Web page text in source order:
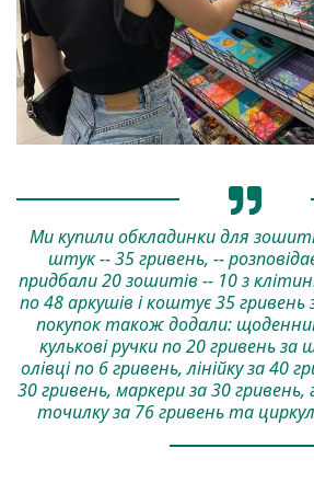
Ми купили обкладинки для
штук -- 35 гривень, --
придбали 20 зошитів -- 10 з
по 48 аркушів і коштує 35 гривень
покупок також додали:
кулькові ручки по 20 гривень
олівці по 6 гривень, лінійку за 40
30 гривень, маркери за 30 гривень,
точилку за 76 гривень та